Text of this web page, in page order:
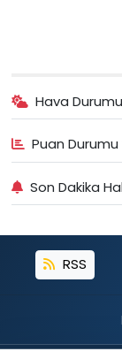
Hava Durumu
Puan
Son Dakika
RSS